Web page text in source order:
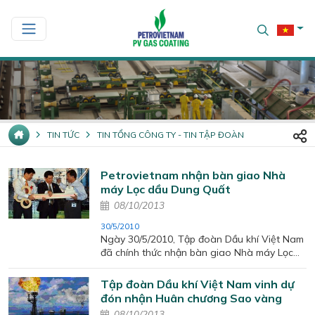
TIN TỨC TIN TỔNG CÔNG TY - TIN TẬP ĐOÀN
Petrovietnam nhận bàn giao Nhà
máy Lọc dầu Dung Quất
08/10/2013
30/5/2010
Ngày 30/5/2010, Tập đoàn Dầu khí Việt Nam
đã chính thức nhận bàn giao Nhà máy Lọc
dầu Dung Quất từ Tổ hợp nhà thầu Technip,
đưa Nhà máy vào vận hành thương mại, chủ
động sản xuất và kinh doanh các sản phẩm
xăng dầu đạt chất lượng cao để cung cấp
Tập đoàn Dầu khí Việt Nam vinh dự
đón nhận Huân chương Sao vàng